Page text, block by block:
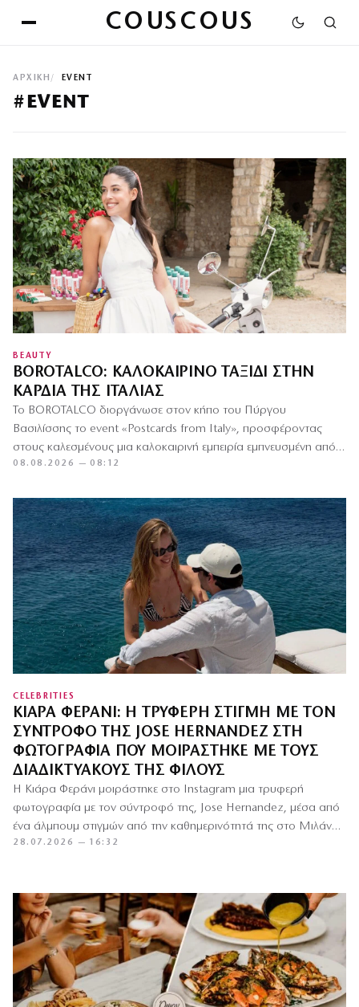
COUSCOUS
ΑΡΧΙΚΉ EVENT
#EVENT
BEAUTY
BOROTALCO: ΚΑΛΟΚΑΙΡΙΝΌ ΤΑΞΊΔΙ ΣΤΗΝ
ΚΑΡΔΙΆ ΤΗΣ ΙΤΑΛΊΑΣ
Το BOROTALCO διοργάνωσε στον κήπο του Πύργου
Βασιλίσσης το event «Postcards from Italy», προσφέροντας
στους καλεσμένους μια καλοκαιρινή εμπειρία εμπνευσμένη από
την ιταλική dolce vita, με…
08.08.2026 — 08:12
CELEBRITIES
ΚΙΆΡΑ ΦΕΡΆΝΙ: Η ΤΡΥΦΕΡΉ ΣΤΙΓΜΉ ΜΕ ΤΟΝ
ΣΎΝΤΡΟΦΌ ΤΗΣ JOSE HERNANDEZ ΣΤΗ
ΦΩΤΟΓΡΑΦΊΑ ΠΟΥ ΜΟΙΡΆΣΤΗΚΕ ΜΕ ΤΟΥΣ
ΔΙΑΔΙΚΤΥΑΚΟΎΣ ΤΗΣ ΦΊΛΟΥΣ
Η Κιάρα Φεράνι μοιράστηκε στο Instagram μια τρυφερή
φωτογραφία με τον σύντροφό της, Jose Hernandez, μέσα από
ένα άλμπουμ στιγμών από την καθημερινότητά της στο Μιλάνο,
…
28.07.2026 — 16:32